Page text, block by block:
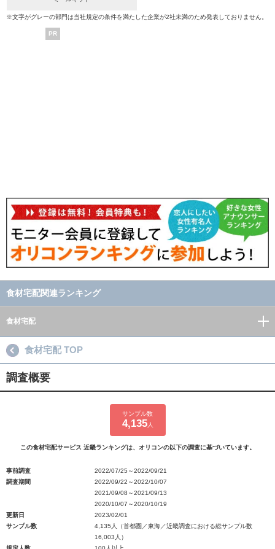
※文字がグレーの部門は当社規定の条件を満たした企業が2社未満のため発表しておりません。
PR
食材宅配関連ランキング
食材宅配
食材宅配 TOP
調査概要
サンプル数
4,135人
この食材宅配サービス 近畿ランキングは、オリコンの以下の調査に基づいています。
事前調査
2022/07/25～2022/09/21
調査期間
2022/09/22～2022/10/07
2021/09/08～2021/09/13
2020/10/07～2020/10/19
更新日
2023/02/01
サンプル数
4,135人（首都圏／東海／近畿調査における総サンプル数
16,003人）